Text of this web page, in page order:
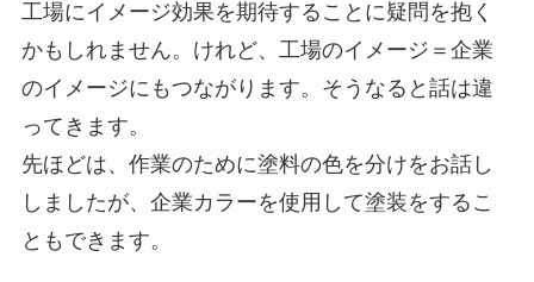
工場にイメージ効果を期待することに疑問を抱く
かもしれません。けれど、工場のイメージ＝企業
のイメージにもつながります。そうなると話は違
ってきます。
先ほどは、作業のために塗料の色を分けをお話し
しましたが、企業カラーを使用して塗装をするこ
ともできます。